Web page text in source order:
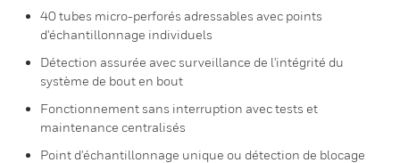
40 tubes micro-perforés adressables avec points
d'échantillonnage individuels
Détection assurée avec surveillance de l'intégrité du
système de bout en bout
Fonctionnement sans interruption avec tests et
maintenance centralisés
Point d'échantillonnage unique ou détection de blocage